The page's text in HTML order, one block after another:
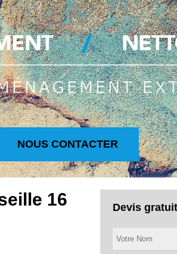
NOUS CONTACTER
16
Devis gratuit